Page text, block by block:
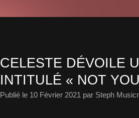
CELESTE DÉVOILE
INTITULÉ « NOT
Publié le 10 Février 2021 par Steph